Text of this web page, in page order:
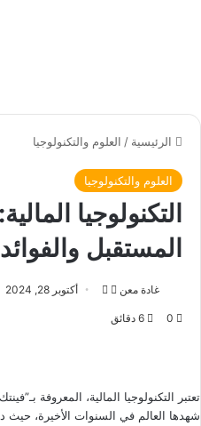
الرئيسية / العلوم والتكنولوجيا
العلوم والتكنولوجيا
التكنولوجيا
المستقبل
غادة معن
ت
ل
ى
ر
ي
أكتوبر 28, 2024
0
شهدها العالم في السنوات الأخيرة، حيث